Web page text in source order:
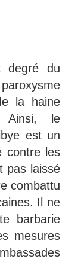
degré du
la haine
Ainsi, le
est un
contre les
pas laissé
combattu
Il ne
barbarie
mesures